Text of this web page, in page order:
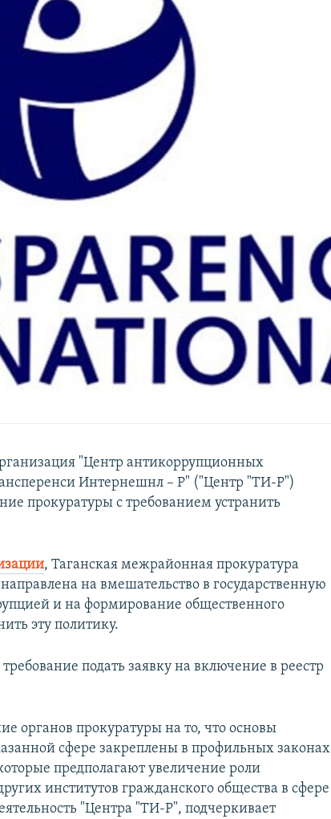
"Центр антикоррупционных
Интернешнл – Р" ("Центр "ТИ-Р")
прокуратуры с требованием устранить
, Таганская межрайонная прокуратура
на вмешательство в государственную
и на формирование общественного
эту политику.
подать заявку на включение в реестр
органов прокуратуры на то, что основы
сфере закреплены в профильных законах
предполагают увеличение роли
институтов гражданского общества в сфере
"Центра "ТИ-Р", подчеркивает